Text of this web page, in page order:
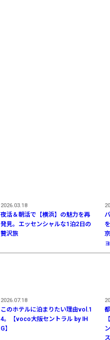
夜活＆朝活で【横浜】の魅力を再
発見。エッセンシャルな1泊2日の
贅沢旅
2026.03.18
このホテルに泊まりたい理由vol.1
4。【voco大阪セントラル by IH
G】
2026.07.18